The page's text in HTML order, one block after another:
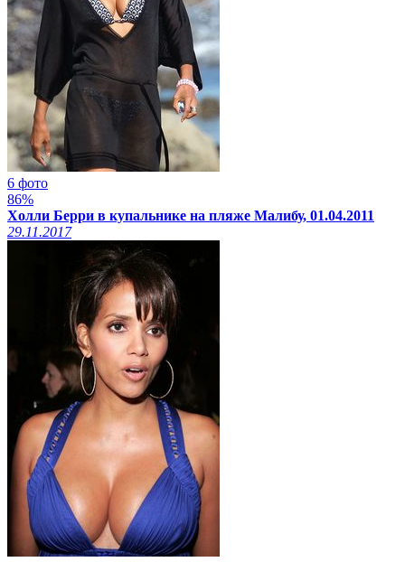
6 фото
86%
Холли Берри в купальнике на пляже Малибу, 01.04.2011
29.11.2017